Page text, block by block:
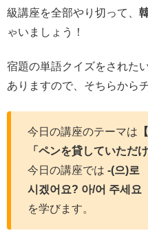
級講座を全部やり切って、
ゃいましょう！
宿題の単語クイズをされたい
ありますので、そちらから
今日の講座のテーマは
「ペンを貸していただ
今日の講座では -(으)로
시겠어요? 아/어 주세요
を学びます。